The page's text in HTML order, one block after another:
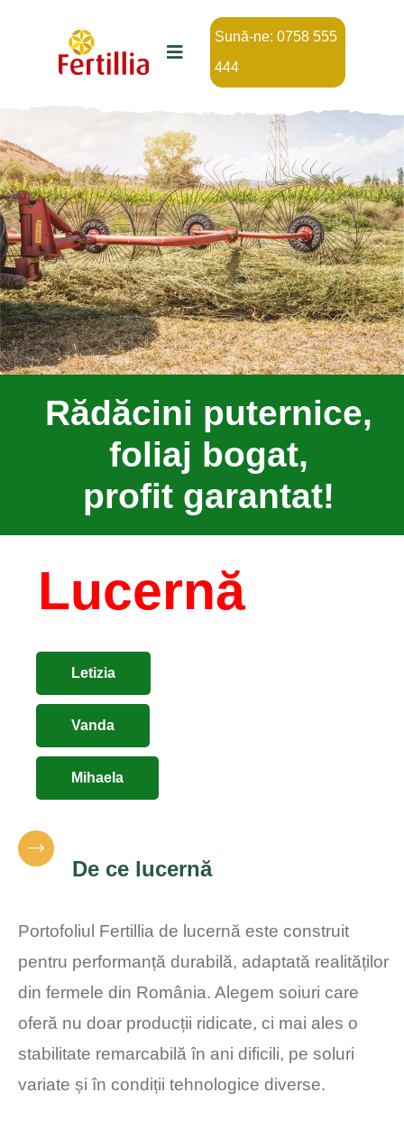
Sună-ne: 0758 555
444
Rădăcini puternice,
foliaj bogat,
profit garantat!
Lucernă
Letizia
Vanda
Mihaela
De ce lucernă
Portofoliul Fertillia de lucernă este construit
pentru performanță durabilă, adaptată realităților
din fermele din România. Alegem soiuri care
oferă nu doar producții ridicate, ci mai ales o
stabilitate remarcabilă în ani dificili, pe soluri
variate și în condiții tehnologice diverse.